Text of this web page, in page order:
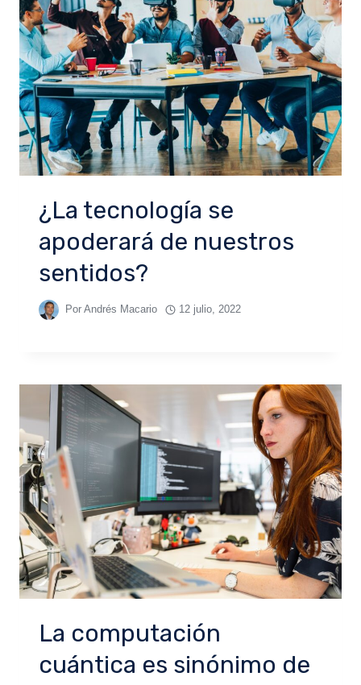
¿La tecnología se
apoderará de nuestros
sentidos?
Por Andrés Macario 12 julio, 2022
La computación
cuántica es sinónimo de